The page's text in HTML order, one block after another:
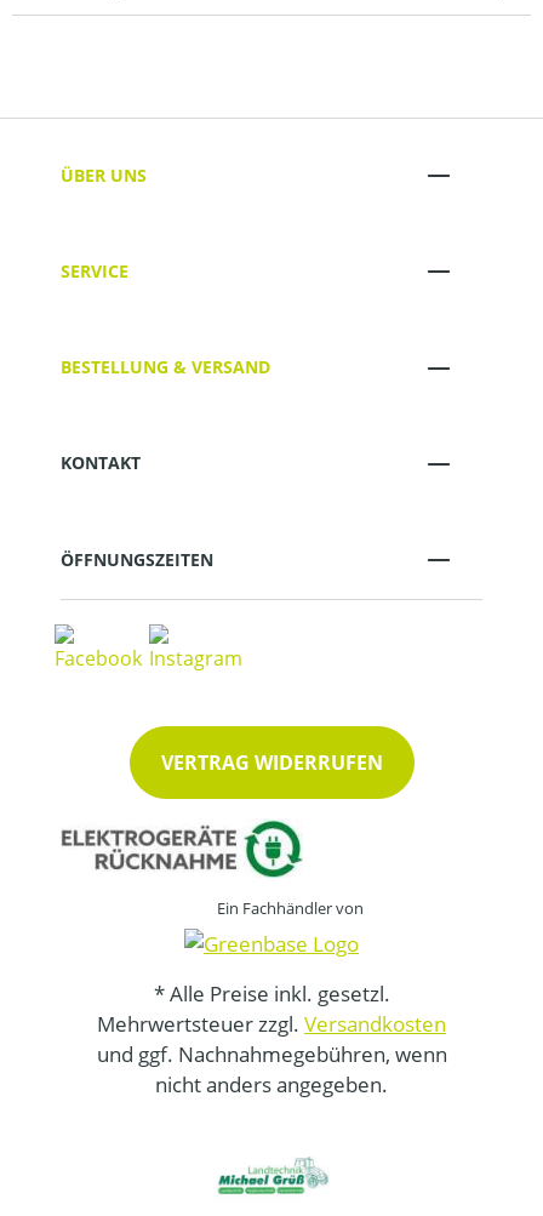
ÜBER UNS
SERVICE
BESTELLUNG & VERSAND
KONTAKT
ÖFFNUNGSZEITEN
VERTRAG WIDERRUFEN
Ein Fachhändler von
* Alle Preise inkl. gesetzl.
Mehrwertsteuer zzgl. Versandkosten
und ggf. Nachnahmegebühren, wenn
nicht anders angegeben.